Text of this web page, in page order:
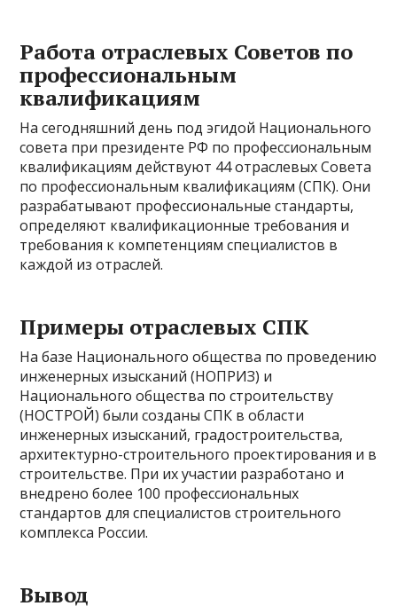
Работа отраслевых Советов по
профессиональным
квалификациям
На сегодняшний день под эгидой Национального
совета при президенте РФ по профессиональным
квалификациям действуют 44 отраслевых Совета
по профессиональным квалификациям (СПК). Они
разрабатывают профессиональные стандарты,
определяют квалификационные требования и
требования к компетенциям специалистов в
каждой из отраслей.
Примеры отраслевых СПК
На базе Национального общества по проведению
инженерных изысканий (НОПРИЗ) и
Национального общества по строительству
(НОСТРОЙ) были созданы СПК в области
инженерных изысканий, градостроительства,
архитектурно-строительного проектирования и в
строительстве. При их участии разработано и
внедрено более 100 профессиональных
стандартов для специалистов строительного
комплекса России.
Вывод